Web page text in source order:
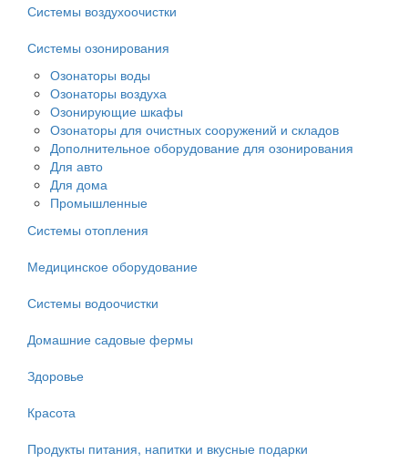
Системы воздухоочистки
Системы озонирования
Озонаторы воды
Озонаторы воздуха
Озонирующие шкафы
Озонаторы для очистных сооружений и складов
Дополнительное оборудование для озонирования
Для авто
Для дома
Промышленные
Системы отопления
Медицинское оборудование
Системы водоочистки
Домашние садовые фермы
Здоровье
Красота
Продукты питания, напитки и вкусные подарки